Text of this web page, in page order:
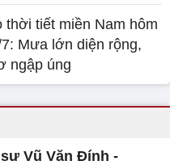
thời tiết miền Nam hôm
Mưa lớn diện rộng,
ngập úng
Vũ Văn Đính -